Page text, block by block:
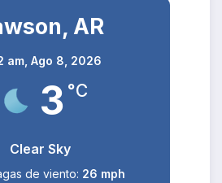
AR
am, Ago 8, 2026
3 °C
Clear Sky
de viento: 26 mph